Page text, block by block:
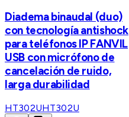
Diadema binaudal (duo)
con tecnología antishock
para teléfonos IP FANVIL
USB con micrófono de
cancelación de ruido,
larga durabilidad
HT302UHT302U